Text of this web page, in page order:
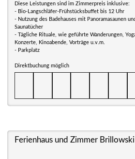
Diese Leistungen sind im Zimmerpreis inklusive:
- Bio-Langschläfer-Frühstücksbuffet bis 12 Uhr
- Nutzung des Badehauses mit Panoramasaunen
Saunatücher
- Tägliche Rituale, wie geführte Wanderungen,
Konzerte, Kinoabende, Vorträge u.v.m.
- Parkplatz
Direktbuchung möglich
Ferienhaus und Zimmer Brillowski